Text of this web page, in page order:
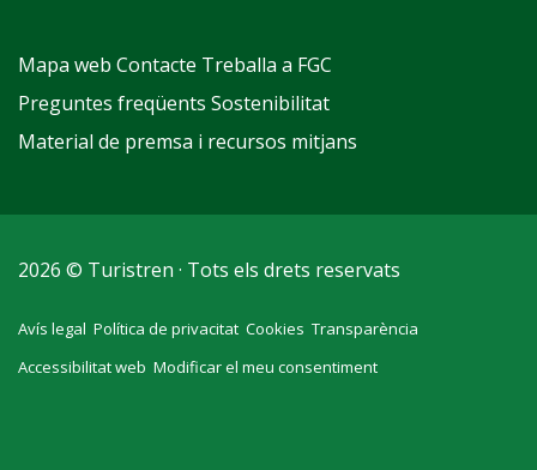
Mapa web Contacte Treballa a FGC
Preguntes freqüents Sostenibilitat
Material de premsa i recursos mitjans
2026 © Turistren · Tots els drets reservats
Avís legal Política de privacitat Cookies Transparència
Accessibilitat web Modificar el meu consentiment